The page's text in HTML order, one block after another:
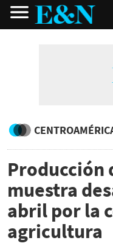
Producción
muestra
abril por la
agricultura